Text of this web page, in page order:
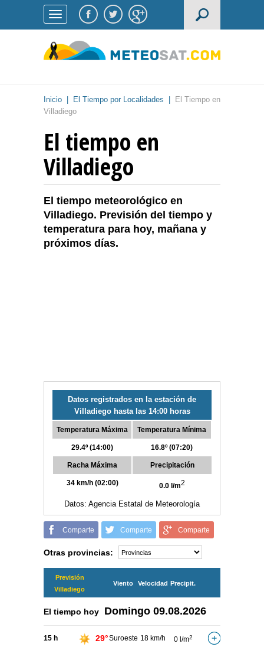
Inicio El Tiempo por Localidades
El Tiempo en
Villadiego
El tiempo en
Villadiego
El tiempo meteorológico en
Villadiego. Previsión del tiempo y
temperatura para hoy, mañana y
próximos días.
Datos registrados en la estación de
Villadiego hasta las 14:00 horas
Temperatura Máxima
29.4º (14:00)
Temperatura Mínima
16.8º (07:20)
Racha Máxima
34 km/h (02:00)
Precipitación
0.0 l/m2
Datos: Agencia Estatal de Meteorología
Comparte Comparte Comparte
Otras provincias:
Previsión
Villadiego
Viento Velocidad Precipit.
El tiempo hoy Domingo 09.08.2026
15 h 29°Suroeste 18 km/h 0 l/m2